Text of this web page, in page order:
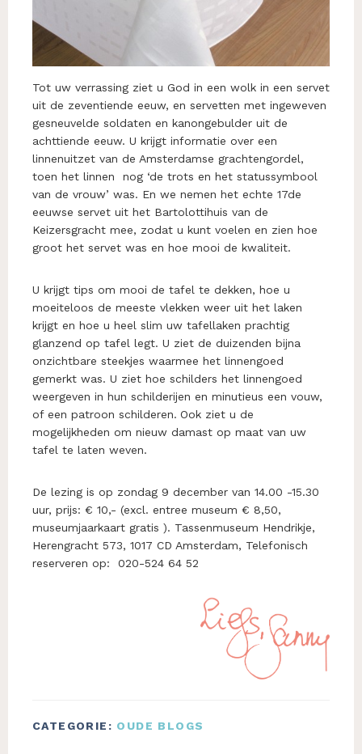
Tot uw verrassing ziet u God in een wolk in een servet
uit de zeventiende eeuw, en servetten met ingeweven
gesneuvelde soldaten en kanongebulder uit de
achttiende eeuw. U krijgt informatie over een
linnenuitzet van de Amsterdamse grachtengordel,
toen het linnen nog ‘de trots en het statussymbool
van de vrouw’ was. En we nemen het echte 17de
eeuwse servet uit het Bartolottihuis van de
Keizersgracht mee, zodat u kunt voelen en zien hoe
groot het servet was en hoe mooi de kwaliteit.
U krijgt tips om mooi de tafel te dekken, hoe u
moeiteloos de meeste vlekken weer uit het laken
krijgt en hoe u heel slim uw tafellaken prachtig
glanzend op tafel legt. U ziet de duizenden bijna
onzichtbare steekjes waarmee het linnengoed
gemerkt was. U ziet hoe schilders het linnengoed
weergeven in hun schilderijen en minutieus een vouw,
of een patroon schilderen. Ook ziet u de
mogelijkheden om nieuw damast op maat van uw
tafel te laten weven.
De lezing is op zondag 9 december van 14.00 -15.30
uur, prijs: € 10,- (excl. entree museum € 8,50,
museumjaarkaart gratis ). Tassenmuseum Hendrikje,
Herengracht 573, 1017 CD Amsterdam, Telefonisch
reserveren op: 020-524 64 52
CATEGORIE: OUDE BLOGS